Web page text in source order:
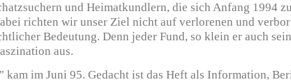
und Heimatkundlern, die sich Anfang 1994
richten wir unser Ziel nicht auf verlorenen und
Bedeutung. Denn jeder Fund, so klein er auch
aus.
im Juni 95. Gedacht ist das Heft als Information,